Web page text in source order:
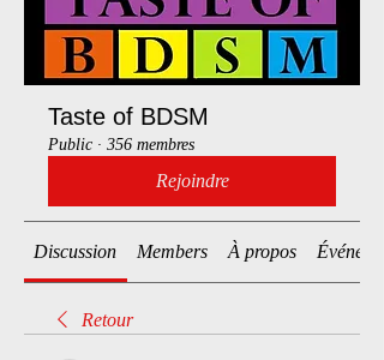
Taste of BDSM
Public · 356 membres
Rejoindre
Discussion Members À propos
Retour